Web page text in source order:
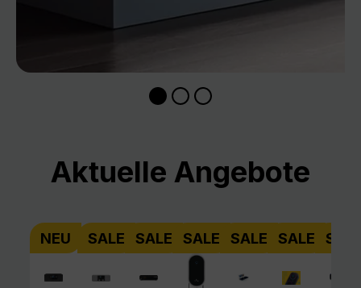
Produktgalerie überspringen
Aktuelle Angebote
NEU SALE SALE SALE SALE SALE